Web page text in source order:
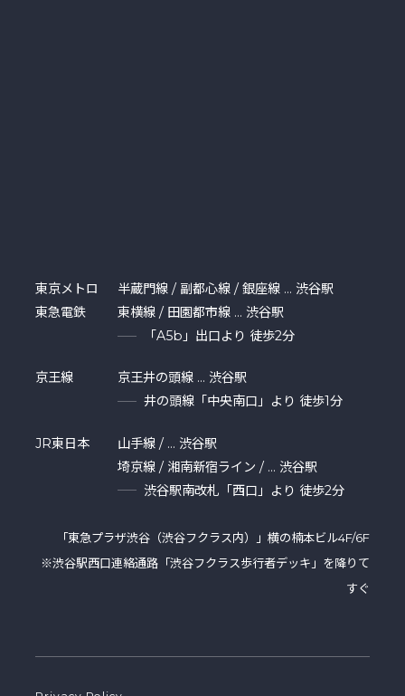
東京メトロ
東急電鉄
半蔵門線 / 副都心線 / 銀座線 … 渋谷駅
東横線 / 田園都市線 … 渋谷駅
「A5b」出口より 徒歩2分
京王線
京王井の頭線 … 渋谷駅
井の頭線「中央南口」より 徒歩1分
JR東日本
山手線 / … 渋谷駅
埼京線 / 湘南新宿ライン / … 渋谷駅
渋谷駅南改札「西口」より 徒歩2分
「東急プラザ渋⾕（渋谷フクラス内）」横の楠本ビル4F/6F
※渋谷駅西口連絡通路「渋谷フクラス歩行者デッキ」を降りて
すぐ